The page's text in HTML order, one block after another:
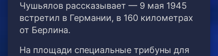
Чушьялов рассказывает — 9 мая 1945
встретил в Германии, в 160 километрах
от Берлина.
На площади специальные трибуны для